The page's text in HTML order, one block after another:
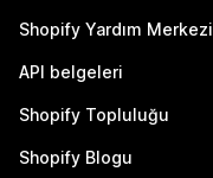
Shopify Yardım Merkezi
API belgeleri
Shopify Topluluğu
Shopify Blogu